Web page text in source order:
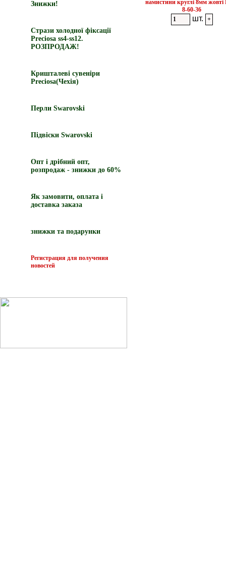
Знижки!
Стрази холодної фіксації
Preciosa ss4-ss12.
РОЗПРОДАЖ!
Кришталеві сувеніри
Preciosa(Чехія)
Перли Swarovski
Підвіски Swarovski
Опт і дрібний опт,
розпродаж - знижки до 60%
Як замовити, оплата і
доставка заказа
знижки та подарунки
Регистрация для получения
новостей
намистини круглі 8мм
8-60-36
шт.